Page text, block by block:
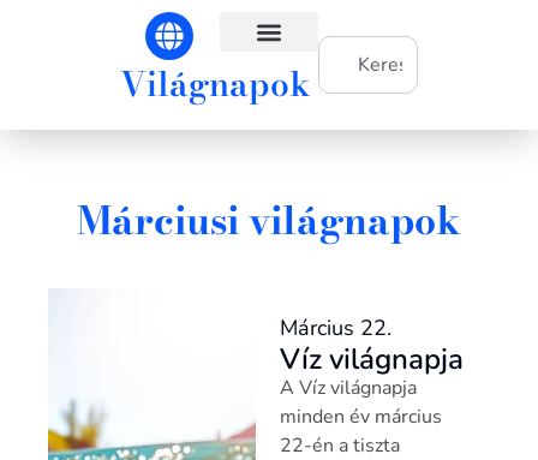
Világnapok
Márciusi világnapok
Március 22.
Víz világnapja
A Víz világnapja
minden év március
22-én a tiszta